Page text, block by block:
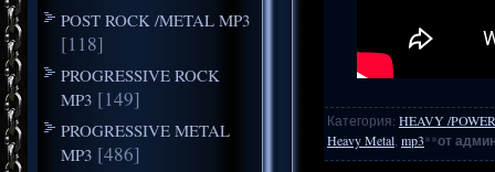
POST ROCK /METAL MP3
[118]
PROGRESSIVE ROCK
MP3 [149]
PROGRESSIVE METAL
MP3 [486]
Категория: HEAVY /
Heavy Metal mp3**от